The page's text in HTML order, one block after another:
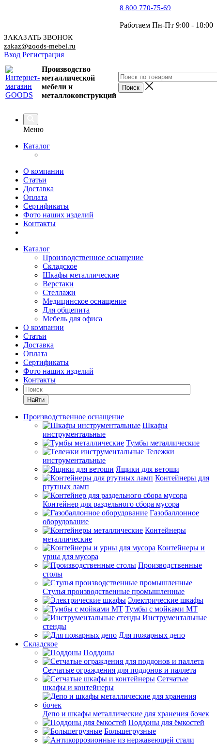
8 800 770-75-69
Работаем Пн-Пт 9:00 - 18:00
ЗАКАЗАТЬ ЗВОНОК
zakaz@goods-mebel.ru
Вход Регистрация
Производство
металлической
мебели и
металлоконструкций
Меню
Каталог
О компании
Статьи
Доставка
Оплата
Сертификаты
Фото наших изделий
Контакты
Каталог
Производственное оснащение
Складское
Шкафы металлические
Верстаки
Стеллажи
Медицинское оснащение
Для общепита
Мебель для офиса
О компании
Статьи
Доставка
Оплата
Сертификаты
Фото наших изделий
Контакты
Найти
Производственное оснащение
Шкафы
инструментальные
Тумбы металлические
Тележки
инструментальные
Ящики для ветоши
Контейнеры для
ртутных ламп
Контейнер для раздельного сбора мусора
Газобаллонное
оборудование
Контейнеры
металлические
Контейнеры и
урны для мусора
Производственные
столы
Стулья производственные промышленные
Электрические шкафы
Тумбы с мойками МТ
Инструментальные
стенды
Для пожарных депо
Складское
Поддоны
Сетчатые ограждения для поддонов и паллета
Сетчатые
шкафы и контейнеры
Депо и шкафы металлические для хранения бочек
Поддоны для ёмкостей
Большегрузные